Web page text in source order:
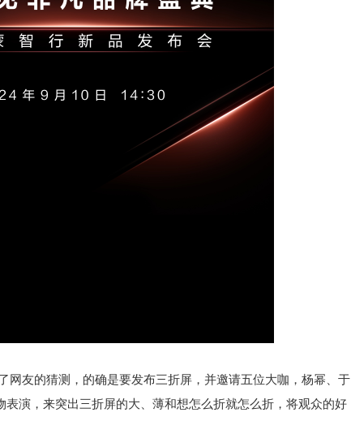
网友的猜测，的确是要发布三折屏，并邀请五位大咖，杨幂、于
演，来突出三折屏的大、薄和想怎么折就怎么折，将观众的好